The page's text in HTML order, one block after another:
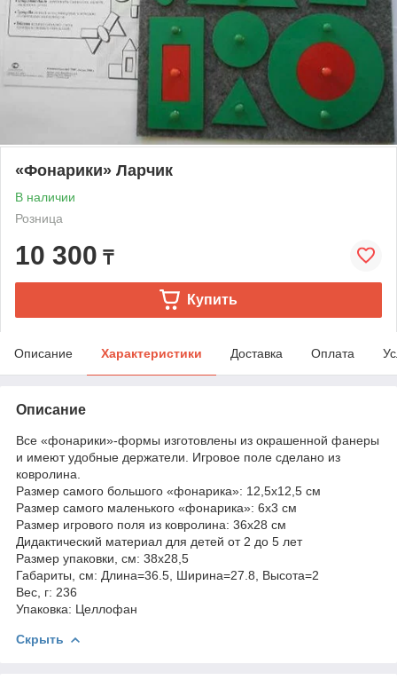
«Фонарики» Ларчик
В наличии
Розница
10 300 ₸
Купить
Описание Характеристики Доставка Оплата
Описание
Все «фонарики»-формы изготовлены из окрашенной фанеры
и имеют удобные держатели. Игровое поле сделано из
ковролина.
Размер самого большого «фонарика»: 12,5х12,5 см
Размер самого маленького «фонарика»: 6х3 см
Размер игрового поля из ковролина: 36х28 см
Дидактический материал для детей от 2 до 5 лет
Размер упаковки, см: 38х28,5
Габариты, см: Длина=36.5, Ширина=27.8, Высота=2
Вес, г: 236
Упаковка: Целлофан
Скрыть